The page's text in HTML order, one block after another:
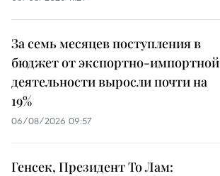
За семь месяцев поступления в
бюджет от экспортно-импортной
деятельности выросли почти на
19%
06/08/2026 09:57
Генсек, Президент То Лам: